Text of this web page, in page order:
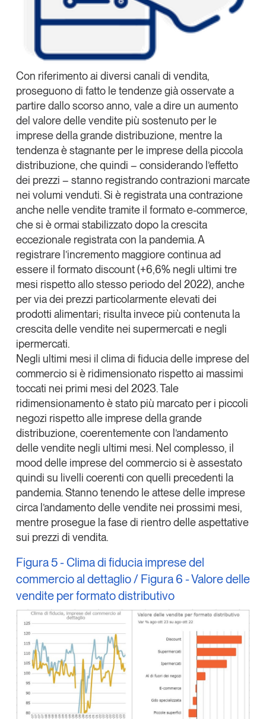
Con riferimento ai diversi canali di vendita,
proseguono di fatto le tendenze già osservate a
partire dallo scorso anno, vale a dire un aumento
del valore delle vendite più sostenuto per le
imprese della grande distribuzione, mentre la
tendenza è stagnante per le imprese della piccola
distribuzione, che quindi – considerando l’effetto
dei prezzi – stanno registrando contrazioni marcate
nei volumi venduti. Si è registrata unacontrazione
anche nelle vendite tramite il formato e-commerce,
che si è ormai stabilizzato dopo la crescita
eccezionale registrata con la pandemia. A
registrare l’incremento maggiore continua ad
essere il formato discount (+6,6% negli ultimi tre
mesi rispetto allo stesso periodo del 2022), anche
per via dei prezzi particolarmente elevati dei
prodotti alimentari; risulta invece più contenuta la
crescita delle vendite nei supermercati e negli
ipermercati.
Negli ultimi mesi il clima di fiducia delle imprese del
commercio si è ridimensionato rispetto ai massimi
toccati nei primi mesi del 2023. Tale
ridimensionamento è stato più marcato per i piccoli
negozi rispetto alle imprese della grande
distribuzione, coerentemente con l’andamento
delle vendite negli ultimi mesi. Nel complesso, il
mood delle imprese del commercio si è assestato
quindi su livelli coerenti con quelli precedenti la
pandemia. Stanno tenendo le attese delle imprese
circa l’andamento delle vendite nei prossimi mesi,
mentre prosegue la fase di rientro delle aspettative
sui prezzi di vendita.
Figura 5 - Clima di fiducia imprese del
commercio al dettaglio / Figura 6 - Valore delle
vendite per formato distributivo